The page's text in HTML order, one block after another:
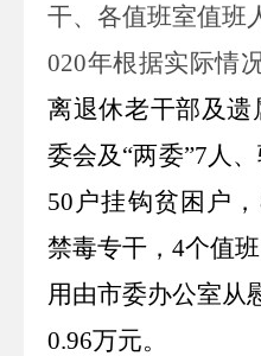
干、各值班室值班
020年根据实际情
离退休老干部及遗
委会及“两委”7人
50户挂钩贫困户
禁毒专干，4个值
用由市委办公室从
0.96万元。